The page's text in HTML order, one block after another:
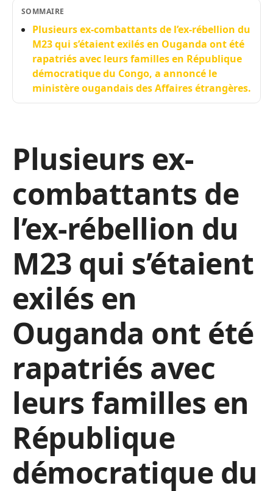
SOMMAIRE
Plusieurs ex-combattants de l’ex-rébellion du
M23 qui s’étaient exilés en Ouganda ont été
rapatriés avec leurs familles en République
démocratique du Congo, a annoncé le
ministère ougandais des Affaires étrangères.
Plusieurs ex-
combattants de
l’ex-rébellion du
M23 qui s’étaient
exilés en
Ouganda ont été
rapatriés avec
leurs familles en
République
démocratique du